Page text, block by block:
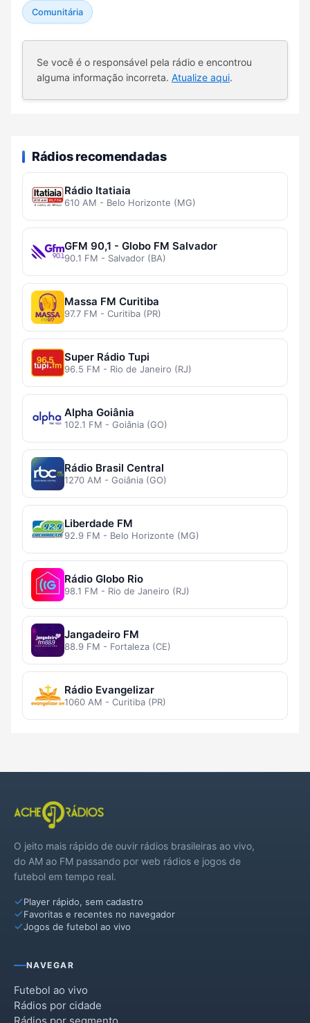
Comunitária
Se você é o responsável pela rádio e encontrou
alguma informação incorreta. Atualize aqui.
Rádios recomendadas
Rádio Itatiaia
610 AM - Belo Horizonte (MG)
GFM 90,1 - Globo FM Salvador
90.1 FM - Salvador (BA)
Massa FM Curitiba
97.7 FM - Curitiba (PR)
Super Rádio Tupi
96.5 FM - Rio de Janeiro (RJ)
Alpha Goiânia
102.1 FM - Goiânia (GO)
Rádio Brasil Central
1270 AM - Goiânia (GO)
Liberdade FM
92.9 FM - Belo Horizonte (MG)
Rádio Globo Rio
98.1 FM - Rio de Janeiro (RJ)
Jangadeiro FM
88.9 FM - Fortaleza (CE)
Rádio Evangelizar
1060 AM - Curitiba (PR)
O jeito mais rápido de ouvir rádios brasileiras ao vivo,
do AM ao FM passando por web rádios e jogos de
futebol em tempo real.
Player rápido, sem cadastro
Favoritas e recentes no navegador
Jogos de futebol ao vivo
NAVEGAR
Futebol ao vivo
Rádios por cidade